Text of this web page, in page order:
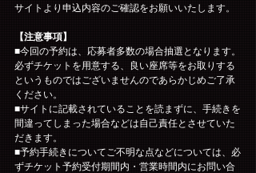
サイトより申込内容のご確認をお願いいたします。
【注意事項】
■今回の予約は、応募者多数の場合抽選となります。
必ずチケットを用意する、良い座席等をお取りする
というものではございませんのであらかじめご了承
ください。
■サイトに記載されていることを読まずに、手続きを
間違ってしまった場合などは自己責任とさせていた
だきます。
■予約手続きについてご不明な点などについては、必
ずチケット予約受付期間内・営業時間内にお問い合